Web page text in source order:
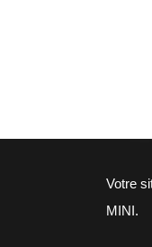
Votre
MINI.